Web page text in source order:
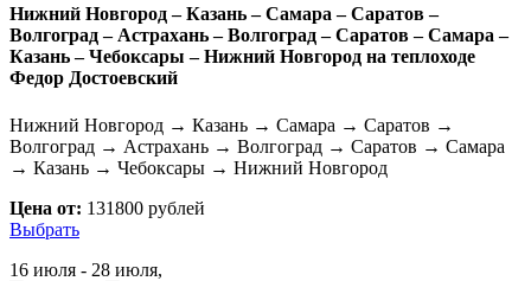
Нижний Новгород – Казань – Самара – Саратов –
Волгоград – Астрахань – Волгоград – Саратов – Самара –
Казань – Чебоксары – Нижний Новгород на теплоходе
Федор Достоевский
Нижний Новгород → Казань → Самара → Саратов →
Волгоград → Астрахань → Волгоград → Саратов → Самара
→ Казань → Чебоксары → Нижний Новгород
Цена от: 131800 рублей
Выбрать
16 июля - 28 июля,